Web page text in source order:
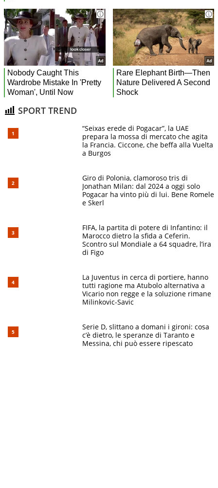
SPORT TREND
“Seixas erede di Pogacar”, la UAE
prepara la mossa di mercato che agita
la Francia. Ciccone, che beffa alla Vuelta
a Burgos
Giro di Polonia, clamoroso tris di
Jonathan Milan: dal 2024 a oggi solo
Pogacar ha vinto più di lui. Bene Romele
e Skerl
FIFA, la partita di potere di Infantino: il
Marocco dietro la sfida a Ceferin.
Scontro sul Mondiale a 64 squadre, l’ira
di Figo
La Juventus in cerca di portiere, hanno
tutti ragione ma Atubolo alternativa a
Vicario non regge e la soluzione rimane
Milinkovic-Savic
Serie D, slittano a domani i gironi: cosa
c’è dietro, le speranze di Taranto e
Messina, chi può essere ripescato